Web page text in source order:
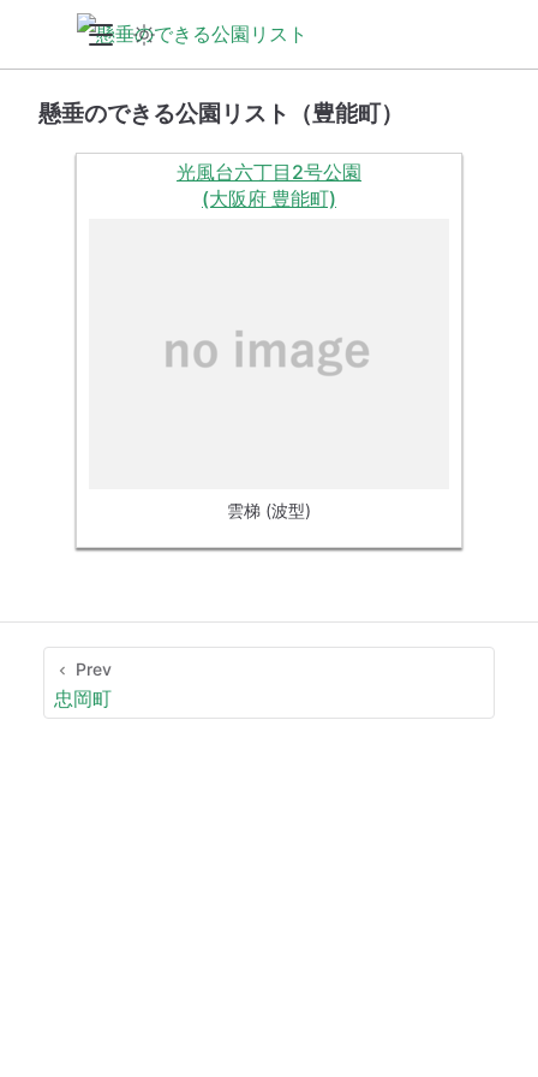
懸垂のできる公園リスト（豊能町）
光風台六丁目2号公園
(大阪府 豊能町)
雲梯 (波型)
Prev
忠岡町